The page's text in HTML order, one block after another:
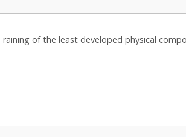
of the least developed physical